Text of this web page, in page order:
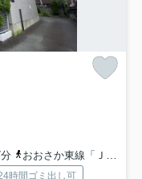
おおさか東線「ＪＲ俊徳道」駅 徒歩10分
時間ゴミ出し可